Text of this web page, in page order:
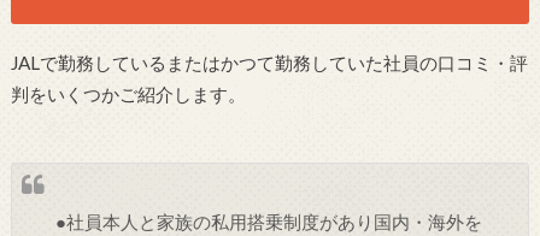
JALで勤務しているまたはかつて勤務していた社員の口コミ・評
判をいくつかご紹介します。
●社員本人と家族の私用搭乗制度があり国内・海外を